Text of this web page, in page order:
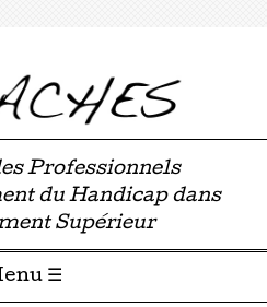
Professionnels
du Handicap dans
Supérieur
☰